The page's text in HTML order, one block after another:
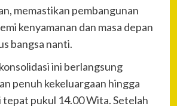
memastikan pembangunan
kenyamanan dan masa depan
bangsa nanti.
ini berlangsung
penuh kekeluargaan hingga
tepat pukul 14.00 Wita. Setelah